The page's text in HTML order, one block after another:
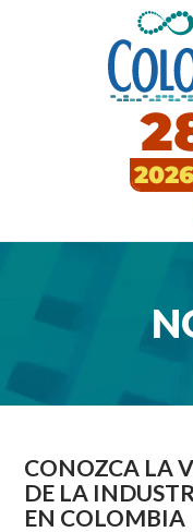
2026
CONOZCA LA
DE LA
EN COLOMBIA